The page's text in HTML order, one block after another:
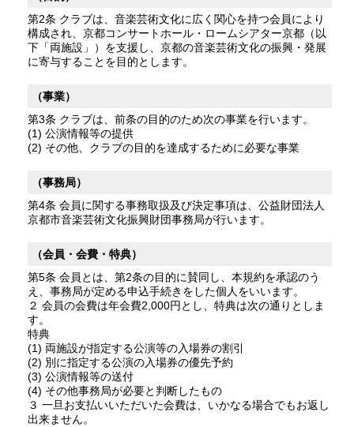
第2条 クラブは、音楽芸術文化に広く関心を持つ会員により
構成され、京都コンサートホール・ロームシアター京都（以
下「両施設」）を支援し、京都の音楽芸術文化の振興・発展
に寄与することを目的とします。
（事業）
第3条 クラブは、前条の目的のため次の事業を行います。
(1) 公演情報等の提供
(2) その他、クラブの目的を達成するために必要な事業
（事務局）
第4条 会員に関する事務取扱及び決定事項は、公益財団法人
京都市音楽芸術文化振興財団事務局が行います。
（会員・会費・特典）
第5条 会員とは、第2条の目的に賛同し、本規約を承認のう
え、事務局が定める申込手続きをした個人をいいます。
２ 会員の会費は年会費2,000円とし、特典は次の通りとしま
す。
特典
(1) 両施設が指定する公演等の入場券の割引
(2) 別に指定する公演の入場券の優先予約
(3) 公演情報等の送付
(4) その他事務局が必要と判断したもの
３ 一旦お支払いいただいた会費は、いかなる場合でもお返し
出来ません。